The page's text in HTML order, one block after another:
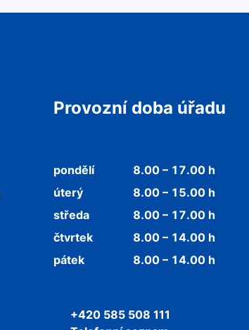
Provozní doba úřadu
pondělí
8.00 – 17.00 h
úterý
8.00 – 15.00 h
středa
8.00 – 17.00 h
čtvrtek
8.00 – 14.00 h
pátek
8.00 – 14.00 h
+420 585 508 111